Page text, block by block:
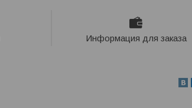
Информация для заказа